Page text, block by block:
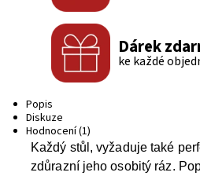
Dárek
ke každé
Popis
Diskuze
Hodnocení (1)
Každý stůl, vyžaduje také
zdůrazní jeho osobitý ráz.